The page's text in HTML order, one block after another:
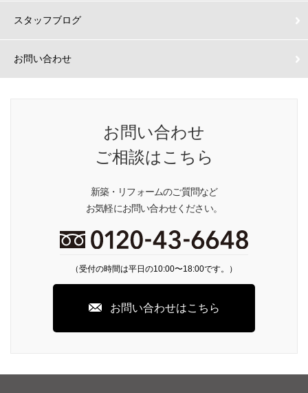
スタッフブログ
お問い合わせ
お問い合わせ
ご相談はこちら
新築・リフォームのご質問など
お気軽にお問い合わせください。
（受付の時間は平日の10:00〜18:00です。）
お問い合わせはこちら